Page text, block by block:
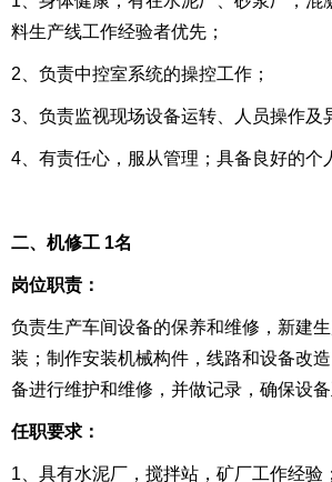
料生产线工作经验者优先；
2、负责中控室系统的操控工作；
3、负责监视现场设备运转、人员操作及
4、有责任心，服从管理；具备良好的个
二、机修工 1名
岗位职责：
负责生产车间设备的保养和维修，新建
装；制作安装机械构件，线路和设备改
备进行维护和维修，并做记录，确保设备
任职要求：
1、具有水泥厂，搅拌站，矿厂工作经验；